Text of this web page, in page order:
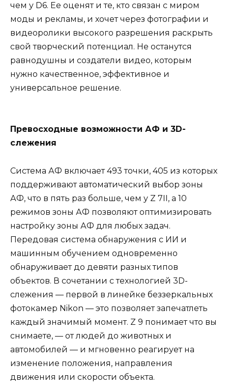
чем у D6. Ее оценят и те, кто связан с миром
моды и рекламы, и хочет через фотографии и
видеоролики высокого разрешения раскрыть
свой творческий потенциал. Не останутся
равнодушны и создатели видео, которым
нужно качественное, эффективное и
универсальное решение.
Превосходные возможности АФ и 3D-
слежения
Система АФ включает 493 точки, 405 из которых
поддерживают автоматический выбор зоны
АФ, что в пять раз больше, чем у Z 7II, а 10
режимов зоны АФ позволяют оптимизировать
настройку зоны АФ для любых задач.
Передовая система обнаружения с ИИ и
машинным обучением одновременно
обнаруживает до девяти разных типов
объектов. В сочетании с технологией 3D-
слежения — первой в линейке беззеркальных
фотокамер Nikon — это позволяет запечатлеть
каждый значимый момент. Z 9 понимает что вы
снимаете, — от людей до животных и
автомобилей — и мгновенно реагирует на
изменение положения, направления
движения или скорости объекта.